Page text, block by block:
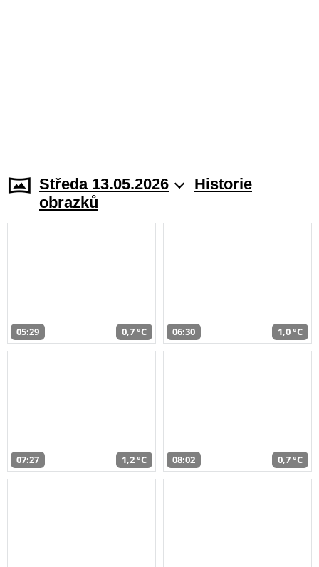
Středa 13.05.2026
Historie
obrazků
05:29 0,7 °C 06:30 1,0 °C
07:27 1,2 °C 08:02 0,7 °C